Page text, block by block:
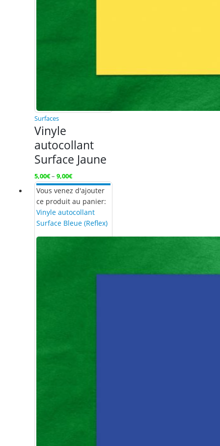
Surfaces
Vinyle
autocollant
Surface Jaune
5,00€– 9,00€
Vous venez d'ajouter
ce produit au panier:
Vinyle autocollant
Surface Bleue (Reflex)